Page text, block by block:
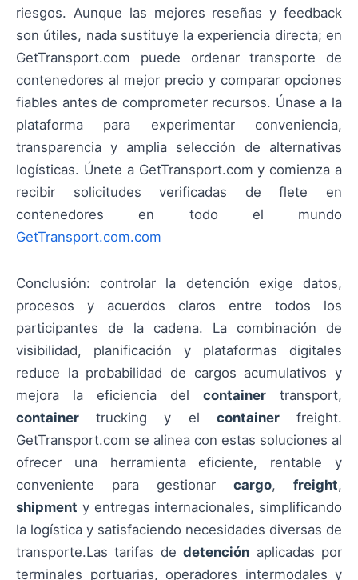
riesgos. Aunque las mejores reseñas y feedback
son útiles, nada sustituye la experiencia directa; en
GetTransport.com puede ordenar transporte de
contenedores al mejor precio y comparar opciones
fiables antes de comprometer recursos. Únase a la
plataforma para experimentar conveniencia,
transparencia y amplia selección de alternativas
logísticas. Únete a GetTransport.com y comienza a
recibir solicitudes verificadas de flete en
contenedores en todo el mundo
GetTransport.com.com
Conclusión: controlar la detención exige datos,
procesos y acuerdos claros entre todos los
participantes de la cadena. La combinación de
visibilidad, planificación y plataformas digitales
reduce la probabilidad de cargos acumulativos y
mejora la eficiencia del container transport,
container trucking y el containerfreight.
GetTransport.com se alinea con estas soluciones al
ofrecer una herramienta eficiente, rentable y
conveniente para gestionar cargo, freight,
shipment y entregas internacionales, simplificando
la logística y satisfaciendo necesidades diversas de
transporte.Las tarifas dedetención aplicadas por
terminales portuarias, operadores intermodales y